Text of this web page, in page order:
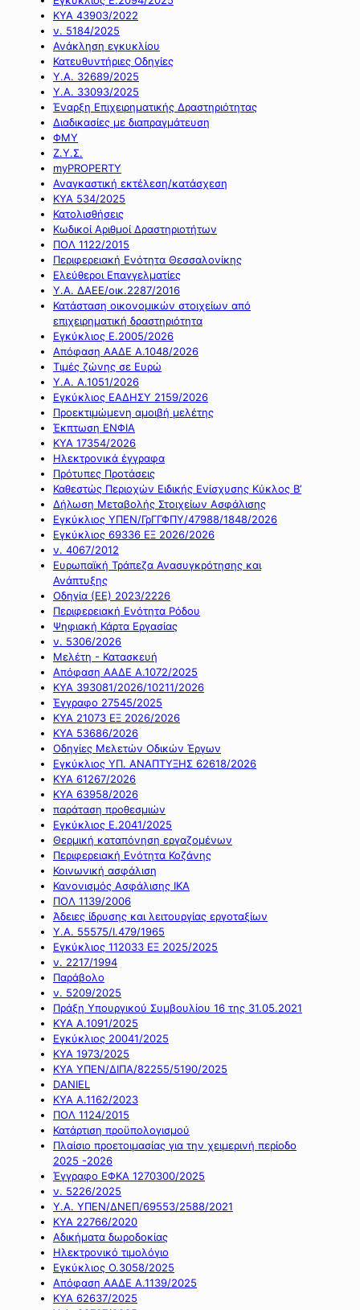
ΚΥΑ 43903/2022
ν. 5184/2025
Ανάκληση εγκυκλίου
Κατευθυντήριες Οδηγίες
Υ.Α. 32689/2025
Υ.Α. 33093/2025
Έναρξη Επιχειρηματικής Δραστηριότητας
Διαδικασίες με διαπραγμάτευση
ΦΜΥ
Ζ.Υ.Σ.
myPROPERTY
Αναγκαστική εκτέλεση/κατάσχεση
ΚΥΑ 534/2025
Κατολισθήσεις
Κωδικοί Αριθμοί Δραστηριοτήτων
ΠΟΛ 1122/2015
Περιφερειακή Ενότητα Θεσσαλονίκης
Ελεύθεροι Επαγγελματίες
Υ.Α. ΔΑΕΕ/οικ.2287/2016
Κατάσταση οικονομικών στοιχείων από
επιχειρηματική δραστηριότητα
Εγκύκλιος Ε.2005/2026
Απόφαση ΑΑΔΕ Α.1048/2026
Τιμές ζώνης σε Ευρώ
Υ.Α. Α.1051/2026
Εγκύκλιος ΕΑΔΗΣΥ 2159/2026
Προεκτιμώμενη αμοιβή μελέτης
Έκπτωση ΕΝΦΙΑ
ΚΥΑ 17354/2026
Ηλεκτρονικά έγγραφα
Πρότυπες Προτάσεις
Καθεστώς Περιοχών Ειδικής Ενίσχυσης Κύκλος Β’
Δήλωση Μεταβολής Στοιχείων Ασφάλισης
Εγκύκλιος ΥΠΕΝ/ΓρΓΓΦΠΥ/47988/1848/2026
Εγκύκλιος 69336 ΕΞ 2026/2026
ν. 4067/2012
Ευρωπαϊκή Τράπεζα Ανασυγκρότησης και
Ανάπτυξης
Οδηγία (ΕΕ) 2023/2226
Περιφερειακή Ενότητα Ρόδου
Ψηφιακή Κάρτα Εργασίας
ν. 5306/2026
Μελέτη - Κατασκευή
Απόφαση ΑΑΔΕ Α.1072/2025
ΚΥΑ 393081/2026/10211/2026
Έγγραφο 27545/2025
ΚΥΑ 21073 ΕΞ 2026/2026
ΚΥΑ 53686/2026
Οδηγίες Μελετών Οδικών Έργων
Εγκύκλιος ΥΠ. ΑΝΑΠΤΥΞΗΣ 62618/2026
ΚΥΑ 61267/2026
ΚΥΑ 63958/2026
παράταση προθεσμιών
Εγκύκλιος Ε.2041/2025
Θερμική καταπόνηση εργαζομένων
Περιφερειακή Ενότητα Κοζάνης
Κοινωνική ασφάλιση
Κανονισμός Ασφάλισης ΙΚΑ
ΠΟΛ 1139/2006
Άδειες ίδρυσης και λειτουργίας εργοταξίων
Υ.Α. 55575/Ι.479/1965
Εγκύκλιος 112033 ΕΞ 2025/2025
ν. 2217/1994
Παράβολο
ν. 5209/2025
Πράξη Υπουργικού Συμβουλίου 16 της 31.05.2021
ΚΥΑ Α.1091/2025
Εγκύκλιος 20041/2025
ΚΥΑ 1973/2025
ΚΥΑ ΥΠΕΝ/ΔΙΠΑ/82255/5190/2025
DANIEL
ΚΥΑ Α.1162/2023
ΠΟΛ 1124/2015
Κατάρτιση προϋπολογισμού
Πλαίσιο προετοιμασίας για την χειμερινή περίοδο
2025 -2026
Έγγραφο ΕΦΚΑ 1270300/2025
ν. 5226/2025
Υ.Α. ΥΠΕΝ/ΔΝΕΠ/69553/2588/2021
ΚΥΑ 22766/2020
Αδικήματα δωροδοκίας
Ηλεκτρονικό τιμολόγιο
Εγκύκλιος Ο.3058/2025
Απόφαση ΑΑΔΕ Α.1139/2025
ΚΥΑ 62637/2025